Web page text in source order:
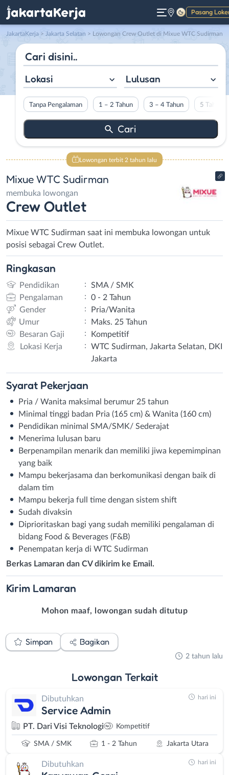
Pasang
Gelap
JakartaKerja > Jakarta Selatan > Lowongan Crew Outlet di Mixue WTC Sudirman
Lokasi Lulusan
Tanpa Pengalaman 1 – 2 Tahun 3 – 4 Tahun 5 Tahun
Lowongan terbit 2 tahun lalu
Mixue WTC Sudirman
membuka lowongan
Crew Outlet
Mixue WTC Sudirman saat ini membuka lowongan untuk
posisi sebagai Crew Outlet.
Ringkasan
Pendidikan :
SMA / SMK
Pengalaman
:
0 - 2 Tahun
Gender
:
Pria/Wanita
Umur
:
Maks. 25 Tahun
Besaran Gaji
:
Kompetitif
Lokasi Kerja
:
WTC Sudirman, Jakarta Selatan, DKI
Jakarta
Syarat Pekerjaan
Pria / Wanita maksimal berumur 25 tahun
Minimal tinggi badan Pria (165 cm) & Wanita (160 cm)
Pendidikan minimal SMA/SMK/ Sederajat
Menerima lulusan baru
Berpenampilan menarik dan memiliki jiwa kepemimpinan
yang baik
Mampu bekerjasama dan berkomunikasi dengan baik di
dalam tim
Mampu bekerja full time dengan sistem shift
Sudah divaksin
Diprioritaskan bagi yang sudah memiliki pengalaman di
bidang Food & Beverages (F&B)
Penempatan kerja di WTC Sudirman
Berkas Lamaran dan CV dikirim ke Email.
Kirim Lamaran
Mohon maaf, lowongan sudah ditutup
Simpan Bagikan
2 tahun lalu
Lowongan Terkait
Dibutuhkan
Service Admin
PT. Dari Visi Teknologi Kompetitif
SMA / SMK 1 - 2 Tahun Jakarta Utara
hari ini
Dibutuhkan hari ini